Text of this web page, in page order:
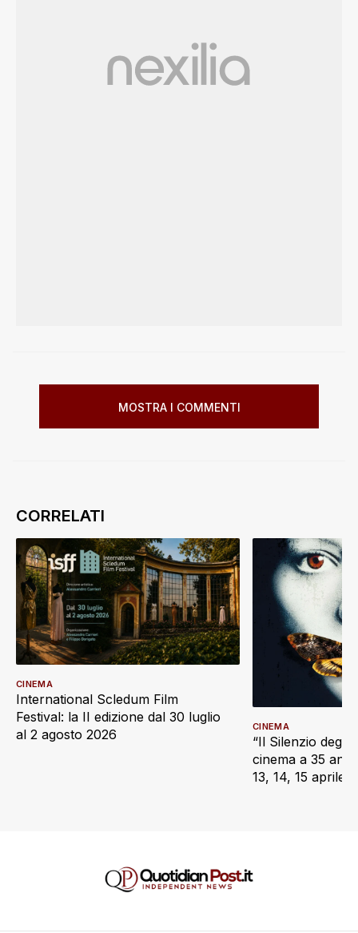
MOSTRA I COMMENTI
International Scledum Film
Festival: la II edizione dal 30 luglio
al 2 agosto 2026
CINEMA
“Il Silenzio degli
cinema a 35 anni
13, 14, 15 aprile
CINEMA